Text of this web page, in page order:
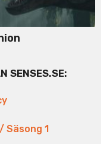
SENSES.SE:
Säsong 1